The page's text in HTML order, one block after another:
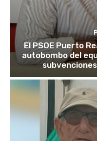
El PSOE Puerto
autobombo del